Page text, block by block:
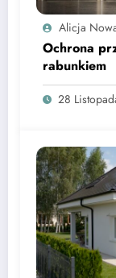
Alicja
Ochrona
rabunkiem
28